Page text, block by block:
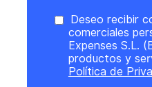
Deseo recibir
comerciales
Expenses S.L.
productos y
Política de